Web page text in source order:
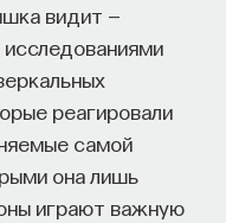
видит —
реагировали
самой
она лишь
играют важную
даже если взять
сторона маски
(см.
Чарли Чаплина
Когда